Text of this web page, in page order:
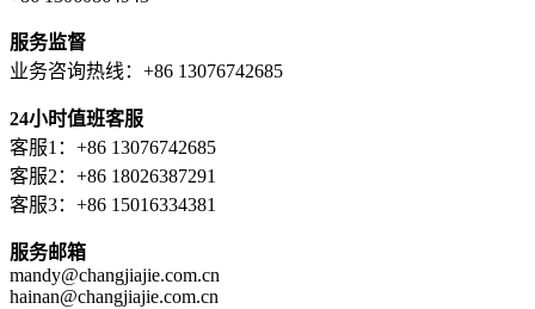
服务监督
业务咨询热线：+86 13076742685
24小时值班客服
客服1：+86 13076742685
客服2：+86 18026387291
客服3：+86 15016334381
服务邮箱
mandy@changjiajie.com.cn
hainan@changjiajie.com.cn